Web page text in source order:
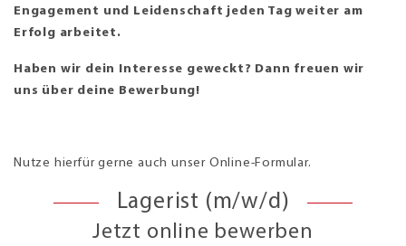
Engagement und Leidenschaft jeden Tag weiter am
Erfolg arbeitet.
Haben wir dein Interesse geweckt? Dann freuen wir
uns über deine Bewerbung!
Nutze hierfür gerne auch unser Online-Formular.
Lagerist (m/w/d)
Jetzt online bewerben